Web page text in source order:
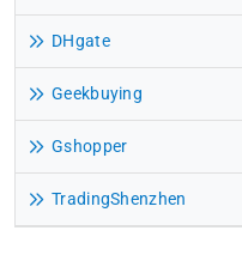
DHgate
Geekbuying
Gshopper
TradingShenzhen